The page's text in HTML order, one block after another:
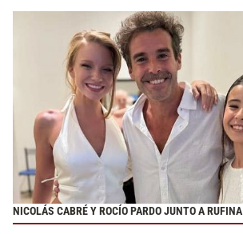
NICOLÁS CABRÉ Y ROCÍO PARDO JUNTO A RUFINA